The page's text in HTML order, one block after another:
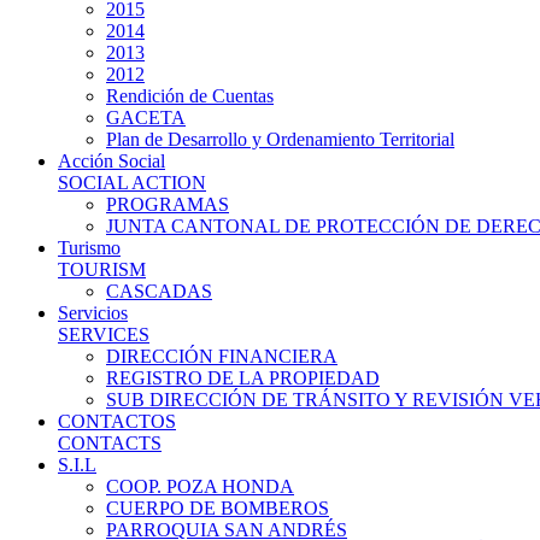
2015
2014
2013
2012
Rendición de Cuentas
GACETA
Plan de Desarrollo y Ordenamiento Territorial
Acción Social
SOCIAL ACTION
PROGRAMAS
JUNTA CANTONAL DE PROTECCIÓN DE
Turismo
TOURISM
CASCADAS
Servicios
SERVICES
DIRECCIÓN FINANCIERA
REGISTRO DE LA PROPIEDAD
SUB DIRECCIÓN DE TRÁNSITO Y REVISIÓN
CONTACTOS
CONTACTS
S.I.L
COOP. POZA HONDA
CUERPO DE BOMBEROS
PARROQUIA SAN ANDRÉS